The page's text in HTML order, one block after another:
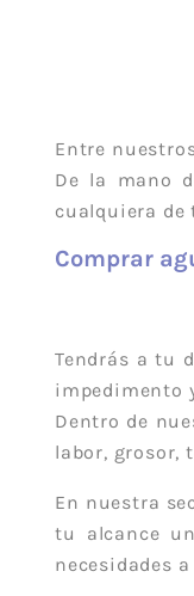
Entre
De la mano
cualquiera de
Comprar
Tendrás a tu
impedimento
Dentro de
labor, grosor,
En nuestra
tu alcance
necesidades